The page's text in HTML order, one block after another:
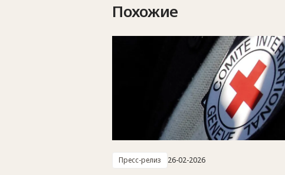
Похожие
Пресс-релиз 26-02-2026